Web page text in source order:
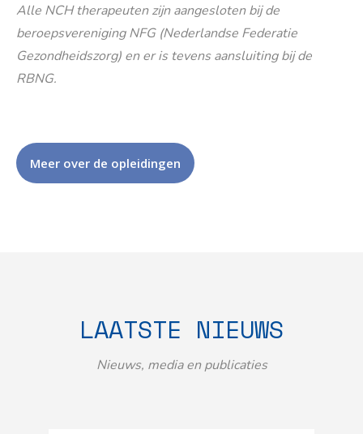
Alle NCH therapeuten zijn aangesloten bij de
beroepsvereniging NFG (Nederlandse Federatie
Gezondheidszorg) en er is tevens aansluiting bij de
RBNG.
Meer over de opleidingen
LAATSTE NIEUWS
Nieuws, media en publicaties